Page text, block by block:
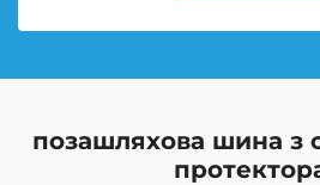
позашляхова шина з